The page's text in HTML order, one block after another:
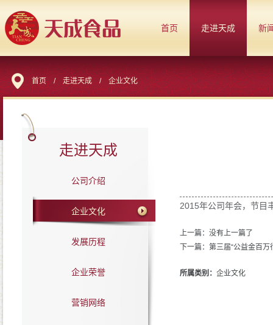
首页 走进天成 新
首页/走进天成/企业文化
走进天成
公司介绍
企业文化
发展历程
企业荣誉
营销网络
2015年公司年会，节目
上一篇：没有上一篇了
下一篇：第三届“公益金百万
所属类别：企业文化